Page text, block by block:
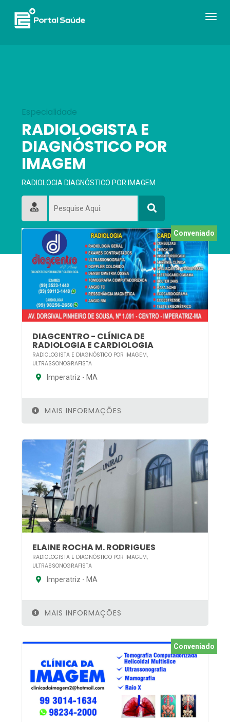
Especialidade
RADIOLOGISTA E
DIAGNÓSTICO POR
IMAGEM
RADIOLOGIA DIAGNÓSTICO POR IMAGEM
DIAGCENTRO - CLÍNICA DE
RADIOLOGIA E CARDIOLOGIA
RADIOLOGISTA E DIAGNÓSTICO POR IMAGEM,
ULTRASSONOGRAFISTA
Imperatriz - MA
MAIS INFORMAÇÕES
Conveniado
ELAINE ROCHA M. RODRIGUES
RADIOLOGISTA E DIAGNÓSTICO POR IMAGEM,
ULTRASSONOGRAFISTA
Imperatriz - MA
MAIS INFORMAÇÕES
Conveniado